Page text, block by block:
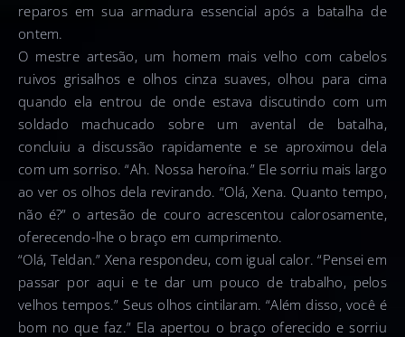
reparos em sua armadura essencial após a batalha de
ontem.
O mestre artesão, um homem mais velho com cabelos
ruivos grisalhos e olhos cinza suaves, olhou para cima
quando ela entrou de onde estava discutindo com um
soldado machucado sobre um avental de batalha,
concluiu a discussão rapidamente e se aproximou dela
com um sorriso. “Ah. Nossa heroína.” Ele sorriu mais largo
ao ver os olhos dela revirando. “Olá, Xena. Quanto tempo,
não é?” o artesão de couro acrescentou calorosamente,
oferecendo-lhe o braço em cumprimento.
“Olá, Teldan.” Xena respondeu, com igual calor. “Pensei em
passar por aqui e te dar um pouco de trabalho, pelos
velhos tempos.” Seus olhos cintilaram. “Além disso, você é
bom no que faz.” Ela apertou o braço oferecido e sorriu